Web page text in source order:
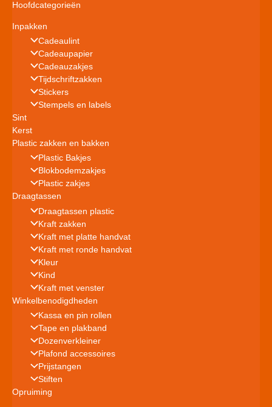
Hoofdcategorieën
Inpakken
Cadeaulint
Cadeaupapier
Cadeauzakjes
Tijdschriftzakken
Stickers
Stempels en labels
Sint
Kerst
Plastic zakken en bakken
Plastic Bakjes
Blokbodemzakjes
Plastic zakjes
Draagtassen
Draagtassen plastic
Kraft zakken
Kraft met platte handvat
Kraft met ronde handvat
Kleur
Kind
Kraft met venster
Winkelbenodigdheden
Kassa en pin rollen
Tape en plakband
Dozenverkleiner
Plafond accessoires
Prijstangen
Stiften
Opruiming